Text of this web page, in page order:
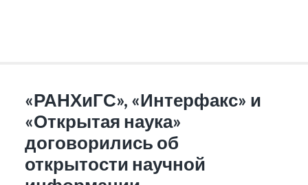
«РАНХиГС», «Интерфакс» и
«Открытая наука»
договорились об
открытости научной